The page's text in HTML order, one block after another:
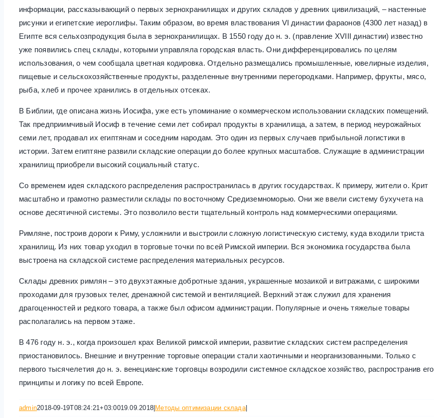
информации, рассказывающий о первых зернохранилищах и других складов у древних цивилизаций, – настенные
рисунки и египетские иероглифы. Таким образом, во время властвования VI династии фараонов (4300 лет назад) в
Египте вся сельхозпродукция была в зернохранилищах. В 1550 году до н. э. (правление XVIII династии) известно
уже появились спец склады, которыми управляла городская власть. Они дифференцировались по целям
использования, о чем сообщала цветная кодировка. Отдельно размещались промышленные, ювелирные изделия,
пищевые и сельскохозяйственные продукты, разделенные внутренними перегородками. Например, фрукты, мясо,
рыба, хлеб и прочее хранились в отдельных отсеках.
В Библии, где описана жизнь Иосифа, уже есть упоминание о коммерческом использовании складских помещений.
Так предприимчивый Иосиф в течение семи лет собирал продукты в хранилища, а затем, в период неурожайных
семи лет, продавал их египтянам и соседним народам. Это один из первых случаев прибыльной логистики в
истории. Затем египтяне развили складские операции до более крупных масштабов. Служащие в администрации
хранилищ приобрели высокий социальный статус.
Со временем идея складского распределения распространилась в других государствах. К примеру, жители о. Крит
масштабно и грамотно разместили склады по восточному Средиземноморью. Они же ввели систему бухучета на
основе десятичной системы. Это позволило вести тщательный контроль над коммерческими операциями.
Римляне, построив дороги к Риму, усложнили и выстроили сложную логистическую систему, куда входили триста
хранилищ. Из них товар уходил в торговые точки по всей Римской империи. Вся экономика государства была
выстроена на складской системе распределения материальных ресурсов.
Склады древних римлян – это двухэтажные добротные здания, украшенные мозаикой и витражами, с широкими
проходами для грузовых телег, дренажной системой и вентиляцией. Верхний этаж служил для хранения
драгоценностей и редкого товара, а также был офисом администрации. Популярные и очень тяжелые товары
располагались на первом этаже.
В 476 году н. э., когда произошел крах Великой римской империи, развитие складских систем распределения
приостановилось. Внешние и внутренние торговые операции стали хаотичными и неорганизованными. Только с
первого тысячелетия до н. э. венецианские торговцы возродили системное складское хозяйство, распространив его
принципы и логику по всей Европе.
admin2018-09-19T08:24:21+03:0019.09.2018 Методы оптимизации склада|